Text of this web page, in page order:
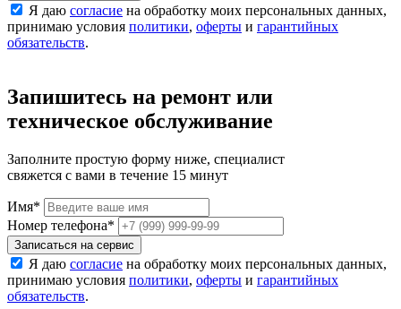
Я даю согласие на обработку моих персональных данных,
принимаю условия политики, оферты и гарантийных
обязательств.
Запишитесь на ремонт или
техническое обслуживание
Заполните простую форму ниже, специалист
свяжется с вами в течение 15 минут
Имя*
Номер телефона*
Записаться на сервис
Я даю согласие на обработку моих персональных данных,
принимаю условия политики, оферты и гарантийных
обязательств.